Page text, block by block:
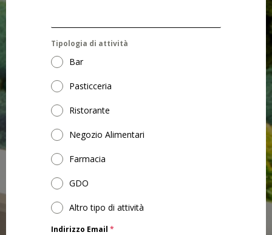
Tipologia di attività
Bar
Pasticceria
Ristorante
Negozio Alimentari
Farmacia
GDO
Altro tipo di attività
Indirizzo Email *